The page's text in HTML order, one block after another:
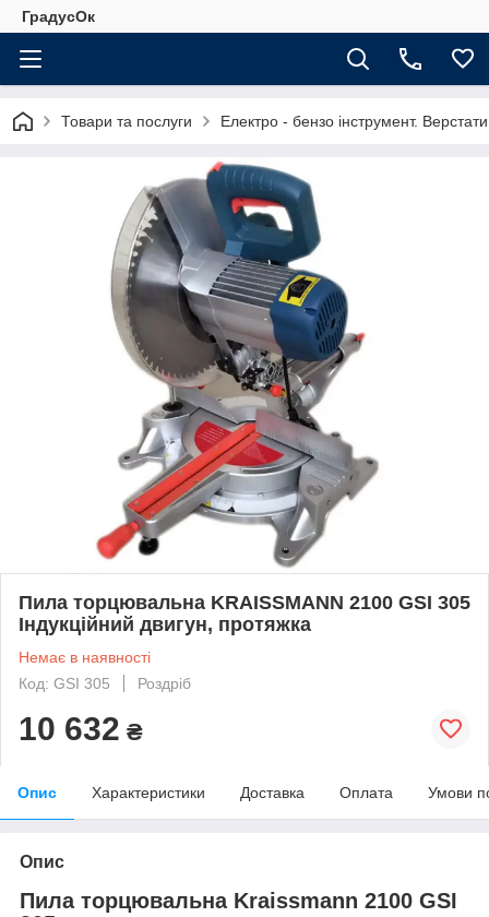
ГрадусОк
Товари та послуги Електро - бензо інструмент. Верстати
Пила торцювальна KRAISSMANN 2100 GSI 305
Індукційний двигун, протяжка
Немає в наявності
Код: GSI 305
Роздріб
10 632 ₴
Опис Характеристики Доставка Оплата Умови
Опис
Пила торцювальна Kraissmann 2100 GSI